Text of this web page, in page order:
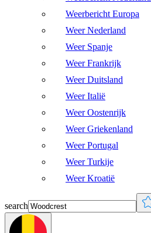
Weerbericht Europa
Weer Nederland
Weer Spanje
Weer Frankrijk
Weer Duitsland
Weer Italië
Weer Oostenrijk
Weer Griekenland
Weer Portugal
Weer Turkije
Weer Kroatië
search